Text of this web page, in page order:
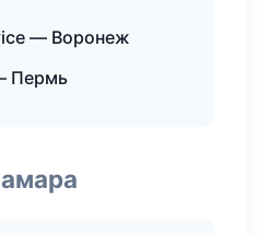
— Воронеж
Пермь